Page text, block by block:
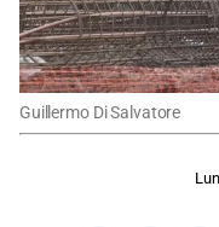
Guillermo Di Salvatore